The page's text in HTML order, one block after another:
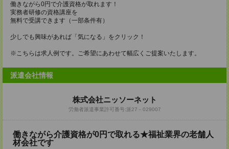
働きながら0円で介護資格が取れます！
実務者研修の資格講座を
無料で受講できます（一部条件有）
少しでも興味があれば「気になる」をクリック！
※こちらは求人例です。ご希望にあわせて幅広くご提案いたします。
派遣会社情報
株式会社ニッソーネット
労働者派遣事業許可番号:派27－029007
働きながら介護資格が0円で取れる★福祉業界の老舗人
材会社です